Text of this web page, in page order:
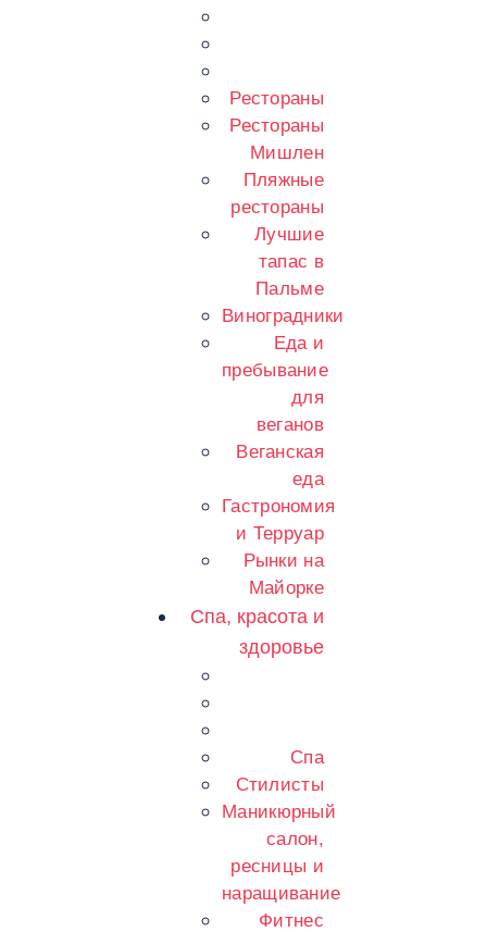
Рестораны
Рестораны
Мишлен
Пляжные
рестораны
Лучшие
тапас в
Пальме
Виноградники
Еда и
пребывание
для
веганов
Веганская
еда
Гастрономия
и Терруар
Рынки на
Майорке
Спа, красота и
здоровье
Спа
Стилисты
Маникюрный
салон,
ресницы и
наращивание
Фитнес